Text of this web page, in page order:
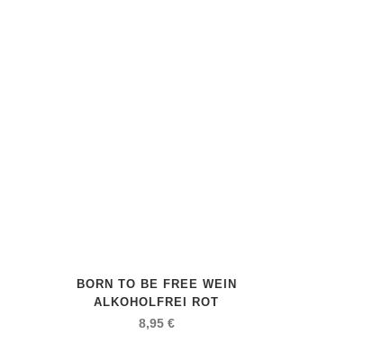
BORN TO BE FREE WEIN
ALKOHOLFREI ROT
8,95 €